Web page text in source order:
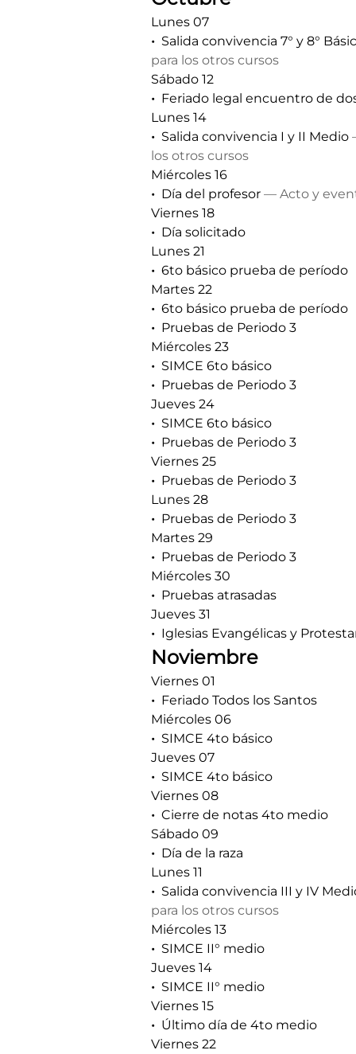
Lunes 07
Salida convivencia 7° y 8°
para los otros cursos
Sábado 12
Feriado legal encuentro de
Lunes 14
Salida convivencia I y II Medio
los otros cursos
Miércoles 16
Día del profesor — Acto y
Viernes 18
Día solicitado
Lunes 21
6to básico prueba de período
Martes 22
6to básico prueba de período
Pruebas de Periodo 3
Miércoles 23
SIMCE 6to básico
Pruebas de Periodo 3
Jueves 24
SIMCE 6to básico
Pruebas de Periodo 3
Viernes 25
Pruebas de Periodo 3
Lunes 28
Pruebas de Periodo 3
Martes 29
Pruebas de Periodo 3
Miércoles 30
Pruebas atrasadas
Jueves 31
Iglesias Evangélicas y
Noviembre
Viernes 01
Feriado Todos los Santos
Miércoles 06
SIMCE 4to básico
Jueves 07
SIMCE 4to básico
Viernes 08
Cierre de notas 4to medio
Sábado 09
Día de la raza
Lunes 11
Salida convivencia III y IV
para los otros cursos
Miércoles 13
SIMCE II° medio
Jueves 14
SIMCE II° medio
Viernes 15
Último día de 4to medio
Viernes 22